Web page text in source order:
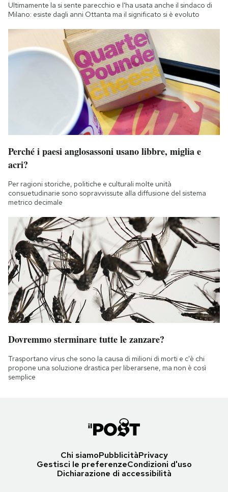
Ultimamente la si sente parecchio e l'ha usata anche il sindaco di
Milano: esiste dagli anni Ottanta ma il significato si è evoluto
Perché i paesi anglosassoni usano libbre, miglia e
acri?
Per ragioni storiche, politiche e culturali molte unità
consuetudinarie sono sopravvissute alla diffusione del sistema
metrico decimale
Dovremmo sterminare tutte le zanzare?
Trasportano virus che sono la causa di milioni di morti e c'è chi
propone una soluzione drastica per liberarsene, ma non è così
semplice
Chi siamoPubblicitàPrivacy
Gestisci le preferenzeCondizioni d'uso
Dichiarazione di accessibilità